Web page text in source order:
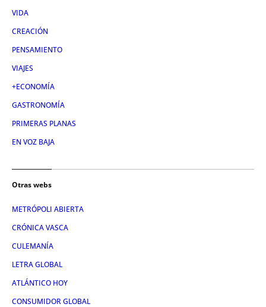
VIDA
CREACIÓN
PENSAMIENTO
VIAJES
+ECONOMÍA
GASTRONOMÍA
PRIMERAS PLANAS
EN VOZ BAJA
Otras webs
METRÓPOLI ABIERTA
CRÓNICA VASCA
CULEMANÍA
LETRA GLOBAL
ATLÁNTICO HOY
CONSUMIDOR GLOBAL